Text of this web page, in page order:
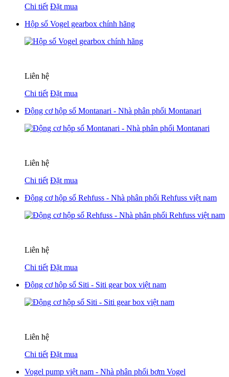
Chi tiết Đặt mua
Hộp số Vogel gearbox chính hãng
Liên hệ
Chi tiết Đặt mua
Động cơ hộp số Montanari - Nhà phân phối Montanari
Liên hệ
Chi tiết Đặt mua
Động cơ hộp số Rehfuss - Nhà phân phối Rehfuss việt nam
Liên hệ
Chi tiết Đặt mua
Động cơ hộp số Siti - Siti gear box việt nam
Liên hệ
Chi tiết Đặt mua
Vogel pump việt nam - Nhà phân phối bơm Vogel